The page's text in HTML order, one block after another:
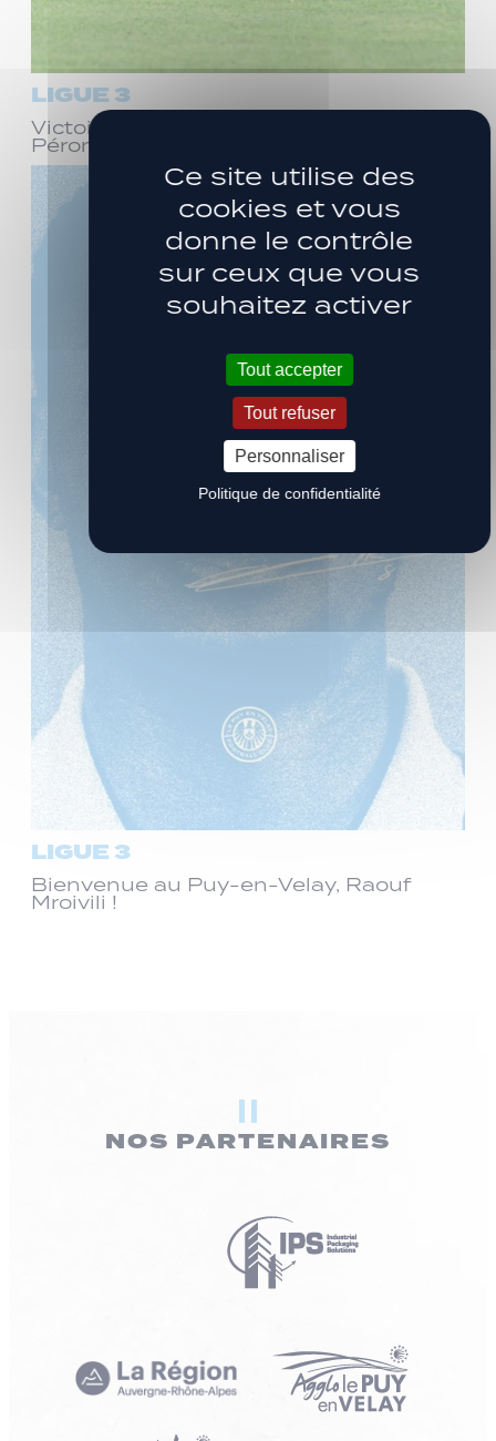
LIGUE 3
Victoire face à Bourg-en-Bresse
Péronnas (1-0)
LIGUE 3
Bienvenue au Puy-en-Velay, Raouf
Mroivili !
NOS PARTENAIRES
Ce site utilise des
cookies et vous
donne le contrôle
sur ceux que vous
souhaitez activer
Tout accepter
Tout refuser
Personnaliser
Politique de confidentialité